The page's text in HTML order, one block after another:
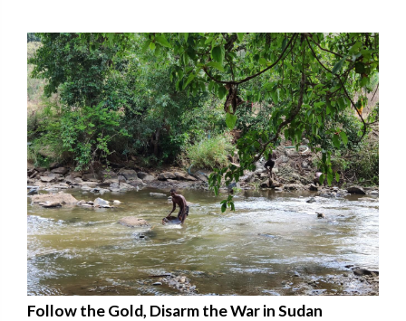
Follow the Gold, Disarm the War in Sudan